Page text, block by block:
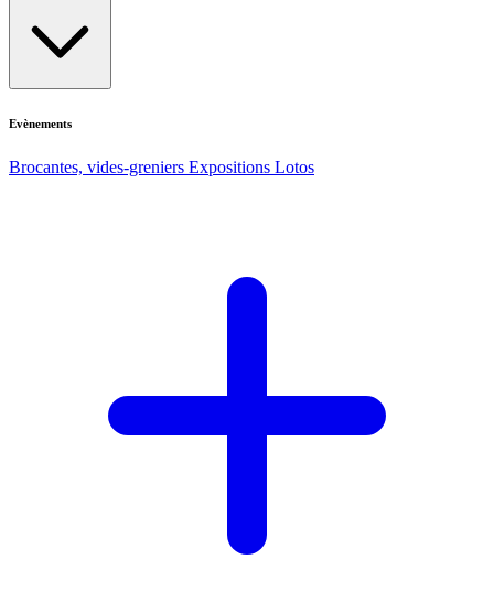
Evènements
Brocantes, vides-greniers Expositions Lotos